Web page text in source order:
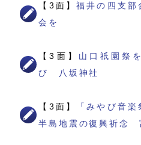
【3面】福井の四支
会を
【3面】 山口祇園祭
び 八坂神社
【3面】
「みやび音
半島地震の復興祈念